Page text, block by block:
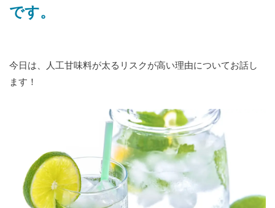
です。
今日は、人工甘味料が太るリスクが高い理由についてお話し
ます！